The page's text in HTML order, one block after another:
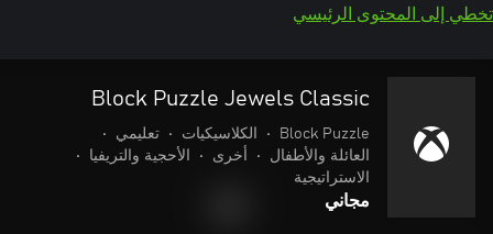
تخطي إلى المحتوى الرئيسي
Block Puzzle Jewels Classic
Block Puzzle
• الكلاسيكيات • تعليمي
•
العائلة والأطفال
• أخرى • الأحجية والتريفيا
•
الاستراتيجية
مجاني